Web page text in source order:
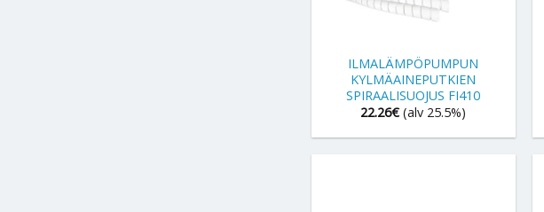
ILMALÄMPÖPUMPUN
KYLMÄAINEPUTKIEN
SPIRAALISUOJUS FI410
22.26€ (alv 25.5%)